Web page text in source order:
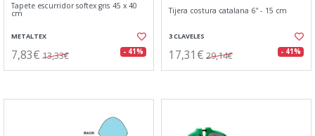
Tapete escurridor softex gris 45 x 40
cm
METALTEX
7,83€ 13,33€ - 41%
Tijera costura catalana 6'' - 15 cm
3 CLAVELES
17,31€ 29,14€ - 41%